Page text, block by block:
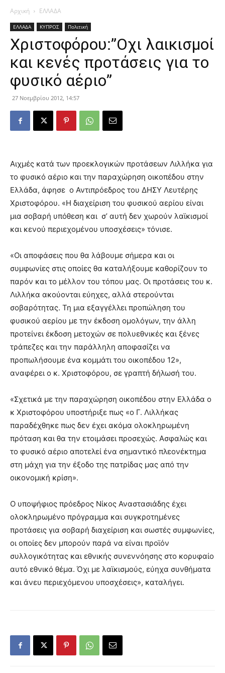
Αρχική ΕΛΛΑΔΑ
ΕΛΛΑΔΑ ΚΥΠΡΟΣ Πολιτική
Χριστοφόρου:”Οχι λαικισμοί
και κενές προτάσεις για το
φυσικό αέριο”
27 Νοεμβρίου 2012, 14:57
Αιχμές κατά των προεκλογικών προτάσεων Λιλλήκα για
το φυσικό αέριο και την παραχώρηση οικοπέδου στην
Ελλάδα, άφησε ο Αντιπρόεδρος του ΔΗΣΥ Λευτέρης
Χριστοφόρου. «Η διαχείριση του φυσικού αερίου είναι
μια σοβαρή υπόθεση και σ’ αυτή δεν χωρούν λαϊκισμοί
και κενού περιεχομένου υποσχέσεις» τόνισε.
«Οι αποφάσεις που θα λάβουμε σήμερα και οι
συμφωνίες στις οποίες θα καταλήξουμε καθορίζουν το
παρόν και το μέλλον του τόπου μας. Οι προτάσεις του κ.
Λιλλήκα ακούονται εύηχες, αλλά στερούνται
σοβαρότητας. Τη μια εξαγγέλλει προπώληση του
φυσικού αερίου με την έκδοση ομολόγων, την άλλη
προτείνει έκδοση μετοχών σε πολυεθνικές και ξένες
τράπεζες και την παράλληλη αποφασίζει να
προπωλήσουμε ένα κομμάτι του οικοπέδου 12»,
αναφέρει ο κ. Χριστοφόρου, σε γραπτή δήλωσή του.
«Σχετικά με την παραχώρηση οικοπέδου στην Ελλάδα ο
κ Χριστοφόρου υποστήριξε πως «ο Γ. Λιλλήκας
παραδέχθηκε πως δεν έχει ακόμα ολοκληρωμένη
πρόταση και θα την ετοιμάσει προσεχώς. Ασφαλώς και
το φυσικό αέριο αποτελεί ένα σημαντικό πλεονέκτημα
στη μάχη για την έξοδο της πατρίδας μας από την
οικονομική κρίση».
Ο υποψήφιος πρόεδρος Νίκος Αναστασιάδης έχει
ολοκληρωμένο πρόγραμμα και συγκροτημένες
προτάσεις για σοβαρή διαχείριση και σωστές συμφωνίες,
οι οποίες δεν μπορούν παρά να είναι προϊόν
συλλογικότητας και εθνικής συνεννόησης στο κορυφαίο
αυτό εθνικό θέμα. Όχι με λαϊκισμούς, εύηχα συνθήματα
και άνευ περιεχόμενου υποσχέσεις», καταλήγει.